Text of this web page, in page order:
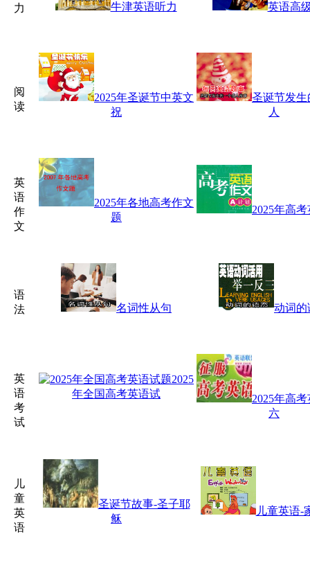
力
牛津英语听力 英语高
阅
读
2025年圣诞节中英文
祝
圣诞节发生
人
英
语
作
文
2025年各地高考作文
题
2025年高
语
法
名词性从句 动词的
英
语
考
试
2025
年全国高考英语试
2025年高
六
儿
童
英
语
圣诞节故事-圣子耶
稣
儿童英语-